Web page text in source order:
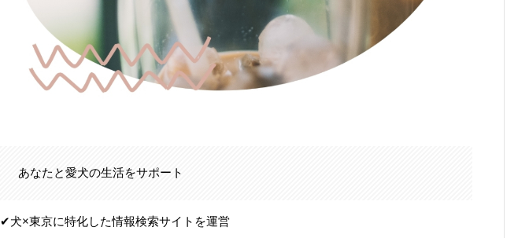
あなたと愛犬の生活をサポート
✔︎犬×東京に特化した情報検索サイトを運営